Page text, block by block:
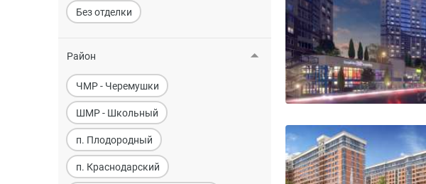
Без отделки
Район
ЧМР - Черемушки
ШМР - Школьный
п. Плодородный
п. Краснодарский